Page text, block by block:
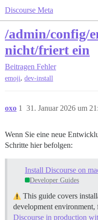
Discourse Meta
/admin/config/
nicht/friert ein
Beitragen Fehler
emoji, dev-install
oxo 31. Januar 2026 um
1
Wenn Sie eine neue
Schritte hier befolgen:
Install Discourse on
Developer Guides
This guide covers
development environment,
Discourse in production